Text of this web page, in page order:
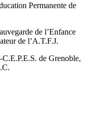
Permanente de
de l’Enfance
de l’A.T.F.J.
C.E.P.E.S. de Grenoble,